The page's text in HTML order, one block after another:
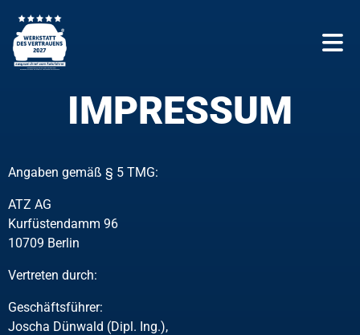
IMPRESSUM
Angaben gemäß § 5 TMG:
ATZ AG
Kurfüstendamm 96
10709 Berlin
Vertreten durch:
Geschäftsführer:
Joscha Dünwald (Dipl. Ing.),